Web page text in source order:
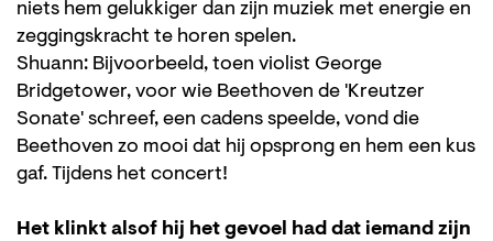
niets hem gelukkiger dan zijn muziek met energie en
zeggingskracht te horen spelen.
Shuann: Bijvoorbeeld, toen violist George
Bridgetower, voor wie Beethoven de 'Kreutzer
Sonate' schreef, een cadens speelde, vond die
Beethoven zo mooi dat hij opsprong en hem een kus
gaf. Tijdens het concert!
Het klinkt alsof hij het gevoel had dat iemand zijn